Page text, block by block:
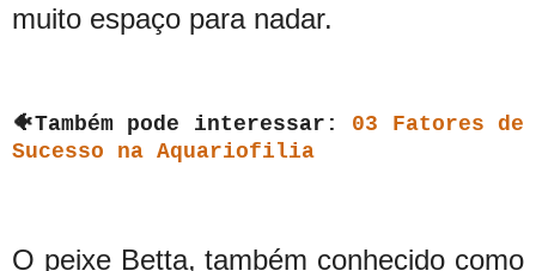
muito espaço para nadar.
🐠Também pode interessar: 03 Fatores de
Sucesso na Aquariofilia
O peixe Betta, também conhecido como